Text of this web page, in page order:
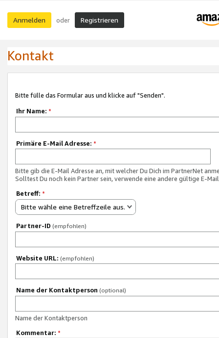
Anmelden oder Registrieren
Kontakt
Bitte fülle das Formular aus und klicke auf "Senden".
Ihr Name: *
Primäre E-Mail Adresse: *
Bitte gib die E-Mail Adresse an, mit welcher Du Dich im PartnerNet
Solltest Du noch kein Partner sein, verwende eine andere gültige E-
Betreff: *
Bitte wähle eine Betreffzeile aus.
Partner-ID (empfohlen)
Website URL: (empfohlen)
Name der Kontaktperson (optional)
Name der Kontaktperson
Kommentar: *